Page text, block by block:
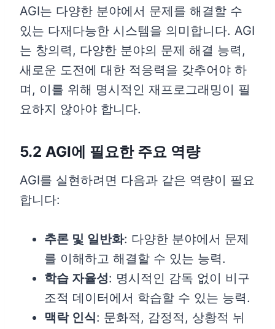
AGI는 다양한 분야에서 문제를 해결할 수
있는 다재다능한 시스템을 의미합니다. AGI
는 창의력, 다양한 분야의 문제 해결 능력,
새로운 도전에 대한 적응력을 갖추어야 하
며, 이를 위해 명시적인 재프로그래밍이 필
요하지 않아야 합니다.
5.2 AGI에 필요한 주요 역량
AGI를 실현하려면 다음과 같은 역량이 필요
합니다:
추론 및 일반화: 다양한 분야에서 문제
를 이해하고 해결할 수 있는 능력.
학습 자율성: 명시적인 감독 없이 비구
조적 데이터에서 학습할 수 있는 능력.
맥락 인식: 문화적, 감정적, 상황적 뉘